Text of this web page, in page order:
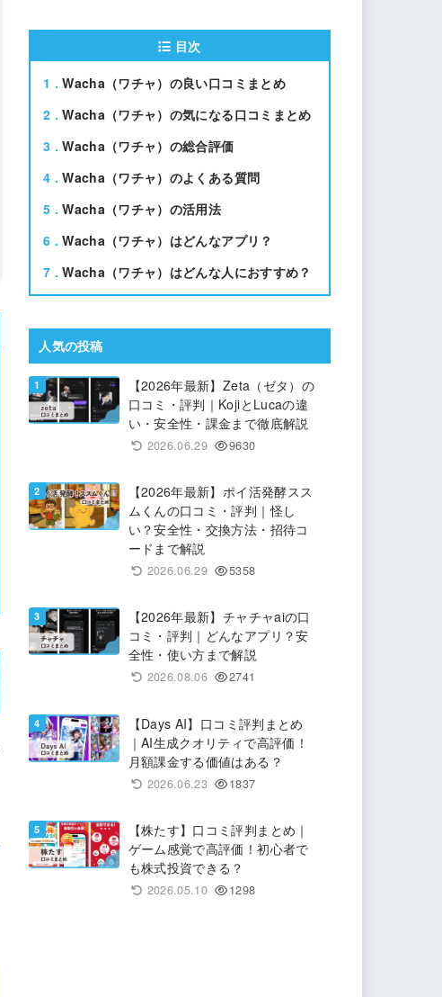
目次
1
Wacha（ワチャ）の良い口コミまとめ
2
Wacha（ワチャ）の気になる口コミまとめ
3
Wacha（ワチャ）の総合評価
4
Wacha（ワチャ）のよくある質問
5
Wacha（ワチャ）の活用法
6
Wacha（ワチャ）はどんなアプリ？
7
Wacha（ワチャ）はどんな人におすすめ？
人気の投稿
【2026年最新】Zeta（ゼタ）の
口コミ・評判｜KojiとLucaの違
い・安全性・課金まで徹底解説
2026.06.29 9630
【2026年最新】ポイ活発酵スス
ムくんの口コミ・評判｜怪し
い？安全性・交換方法・招待コ
ードまで解説
2026.06.29 5358
【2026年最新】チャチャaiの口
コミ・評判｜どんなアプリ？安
全性・使い方まで解説
2026.08.06 2741
【Days AI】口コミ評判まとめ
｜AI生成クオリティで高評価！
月額課金する価値はある？
2026.06.23 1837
【株たす】口コミ評判まとめ｜
ゲーム感覚で高評価！初心者で
も株式投資できる？
2026.05.10 1298